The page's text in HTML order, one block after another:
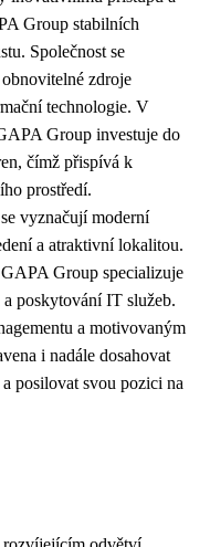
Group stabilních
Společnost se
zdroje
technologie. V
Group investuje do
čímž přispívá k
prostředí.
vyznačují moderní
a atraktivní lokalitou.
Group specializuje
poskytování IT služeb.
a motivovaným
i nadále dosahovat
posilovat svou pozici na